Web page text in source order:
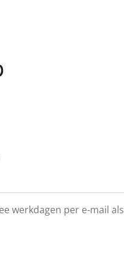
werkdagen per e-mail als